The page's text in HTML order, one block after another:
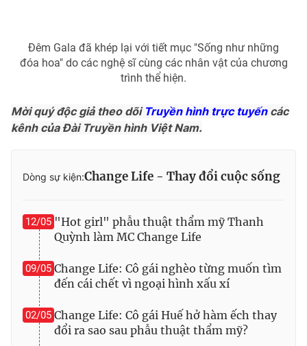
Đêm Gala đã khép lại với tiết mục "Sống như những
đóa hoa" do các nghệ sĩ cùng các nhân vật của chương
trình thể hiện.
Mời quý độc giả theo dõi Truyền hình trực tuyếncác
kênh của Đài Truyền hình Việt Nam.
Dòng sự kiện:Change Life - Thay đổi cuộc sống
12/05 "Hot girl" phẫu thuật thẩm mỹ Thanh
Quỳnh làm MC Change Life
09/05 Change Life: Cô gái nghèo từng muốn tìm
đến cái chết vì ngoại hình xấu xí
02/05 Change Life: Cô gái Huế hở hàm ếch thay
đổi ra sao sau phẫu thuật thẩm mỹ?